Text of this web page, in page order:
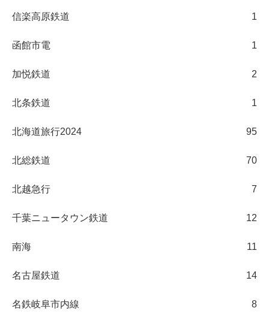
信楽高原鉄道 1
函館市電 1
加悦鉄道 2
北条鉄道 1
北海道旅行2024 95
北総鉄道 70
北越急行 7
千葉ニュータウン鉄道 12
南海 11
名古屋鉄道 14
名鉄岐阜市内線 8